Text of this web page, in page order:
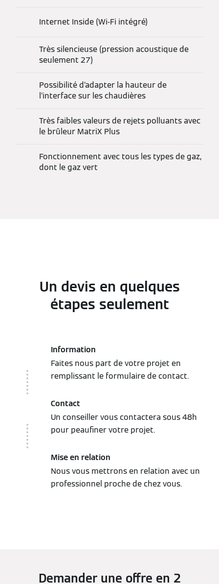
Internet Inside (Wi-Fi intégré)
Très silencieuse (pression acoustique de
seulement 27)
Possibilité d’adapter la hauteur de
l’interface sur les chaudières
Très faibles valeurs de rejets polluants avec
le brûleur MatriX Plus
Fonctionnement avec tous les types de gaz,
dont le gaz vert
Un devis en quelques
étapes seulement
Information
Faites nous part de votre projet en
remplissant le formulaire de contact.
Contact
Un conseiller vous contactera sous 48h
pour peaufiner votre projet.
Mise en relation
Nous vous mettrons en relation avec un
professionnel proche de chez vous.
Demander une offre en 2